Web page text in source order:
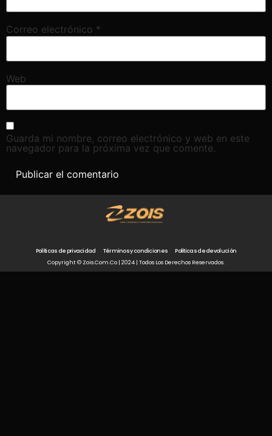
Correo electrónico *
Web
Guarda mi nombre, correo electrónico y web en este
navegador para la próxima vez que comente.
Políticas de privacidad Términos y condiciones
Políticas de devolución
Copyright © Zois.com.co | 2024 | Todos Los Derechos Reservados.